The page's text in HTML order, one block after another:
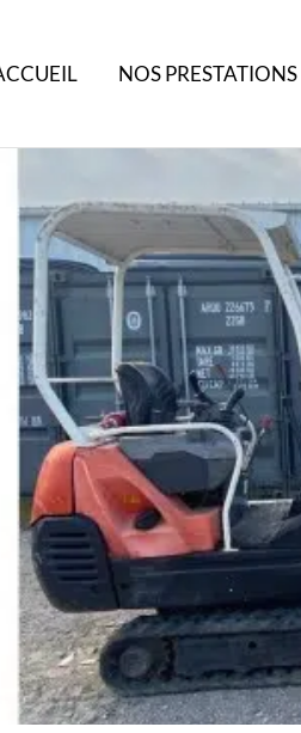
NOS PRESTATIONS